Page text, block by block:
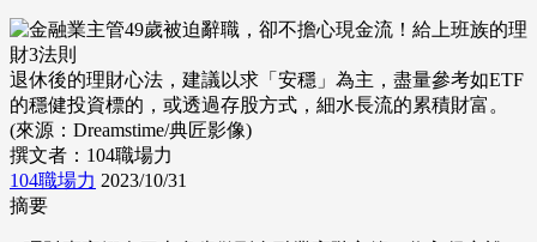
退休後的理財心法，建議以求「安穩」為主，盡量參考如ETF
的穩健投資標的，或透過存股方式，細水長流的累積財富。
(來源：Dreamstime/典匠影像)
撰文者：104職場力
104職場力 2023/10/31
摘要